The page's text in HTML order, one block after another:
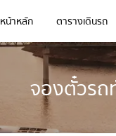
หน้าหลัก ตารางเดินรถ
จองตั๋วรถ